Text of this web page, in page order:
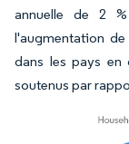
annuelle de 2
l'augmentation
dans les pays en
soutenus par